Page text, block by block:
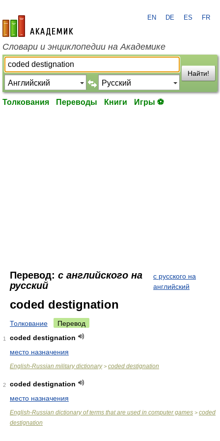
academic.ru
EN DE ES FR
Словари и энциклопедии на Академике
Найти!
Толкования Переводы Книги Игры ⚽
Перевод: с английского на
русский
с русского на
английский
coded destignation
Толкование Перевод
1
coded destignation
место назначения
English-Russian military dictionary> coded destignation
2
coded destignation
место назначения
English-Russian dictionary of terms that are used in computer games > coded
destignation